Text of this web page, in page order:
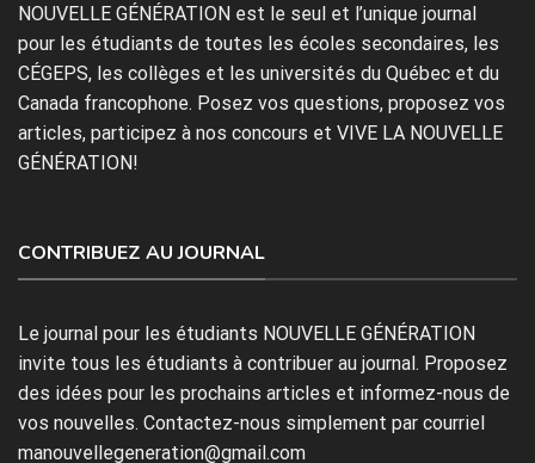
NOUVELLE GÉNÉRATION est le seul et l’unique journal
pour les étudiants de toutes les écoles secondaires, les
CÉGEPS, les collèges et les universités du Québec et du
Canada francophone. Posez vos questions, proposez vos
articles, participez à nos concours et VIVE LA NOUVELLE
GÉNÉRATION!
CONTRIBUEZ AU JOURNAL
Le journal pour les étudiants NOUVELLE GÉNÉRATION
invite tous les étudiants à contribuer au journal. Proposez
des idées pour les prochains articles et informez-nous de
vos nouvelles. Contactez-nous simplement par courriel
manouvellegeneration@gmail.com